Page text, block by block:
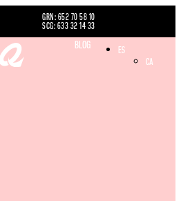
GRN: 652 70 58 10
SCG: 633 32 14 33
BLOG
ES
CA